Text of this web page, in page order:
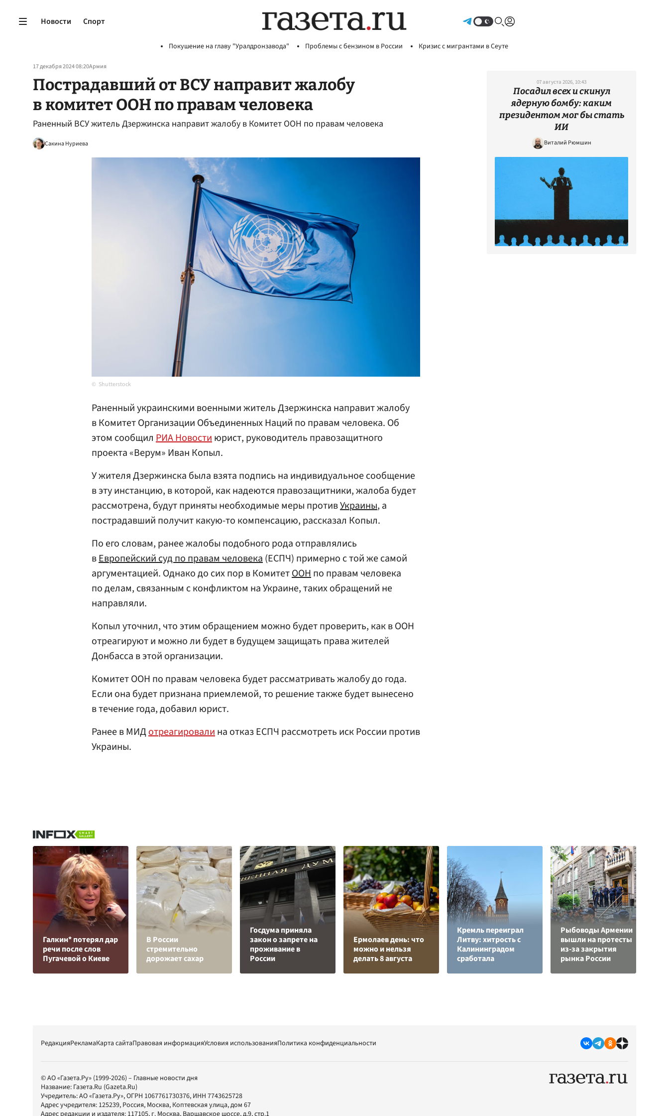
Новости Спорт
Покушение на главу "Уралдронзавода" Проблемы с бензином в России Кризис с мигрантами в Сеуте
17 декабря 2024 08:20Армия
Пострадавший от ВСУ направит жалобу
в комитет ООН по правам человека
Раненный ВСУ житель Дзержинска направит жалобу в Комитет ООН по правам человека
Сакина Нуриева
Shutterstock
Раненный украинскими военными житель Дзержинска направит жалобу
в Комитет Организации Объединенных Наций по правам человека. Об
этом сообщил РИА Новостиюрист, руководитель правозащитного
проекта «Верум» Иван Копыл.
У жителя Дзержинска была взята подпись на индивидуальное сообщение
в эту инстанцию, в которой, как надеются правозащитники, жалоба будет
рассмотрена, будут приняты необходимые меры противУкраины, а
пострадавший получит какую-то компенсацию, рассказал Копыл.
По его словам, ранее жалобы подобного рода отправлялись
вЕвропейский суд по правам человека(ЕСПЧ) примерно с той же самой
аргументацией. Однако до сих пор в КомитетООНпо правам человека
по делам, связанным с конфликтом на Украине, таких обращений не
направляли.
Копыл уточнил, что этим обращением можно будет проверить, как в ООН
отреагируют и можно ли будет в будущем защищать права жителей
Донбасса в этой организации.
Комитет ООН по правам человека будет рассматривать жалобу до года.
Если она будет признана приемлемой, то решение также будет вынесено
в течение года, добавил юрист.
Ранее в МИДотреагировалина отказ ЕСПЧ рассмотреть иск России против
Украины.
07 августа 2026, 10:43
Посадил всех и скинул
ядерную бомбу: каким
президентом мог бы стать
ИИ
Виталий Рюмшин
Галкин* потерял дар
речи после слов
Пугачевой о Киеве
В России
стремительно
дорожает сахар
Госдума приняла
закон о запрете на
проживание в
России
Ермолаев день: что
можно и нельзя
делать 8 августа
Кремль переиграл
Литву: хитрость с
Калининградом
сработала
Рыбоводы Армении
вышли на протесты
из-за закрытия
рынка России
РедакцияРекламаКарта сайтаПравовая информацияУсловия использованияПолитика конфиденциальности
© АО «Газета.Ру» (1999-2026) – Главные новости дня
Название: Газета.Ru (Gazeta.Ru)
Учредитель:АО «Газета.Ру», ОГРН 1067761730376, ИНН 7743625728
Адрес учредителя: 125239, Россия, Москва, Коптевская улица, дом 67
Адрес редакции и издателя: 117105, г. Москва, Варшавское шоссе, д.9, стр.1